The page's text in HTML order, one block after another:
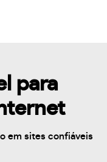
para
em sites confiáveis